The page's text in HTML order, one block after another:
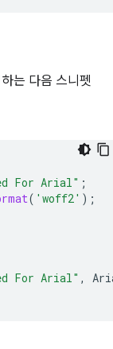
는 다음 스니펫
For Arial" ;
( 'woff2' );
For Arial" ,